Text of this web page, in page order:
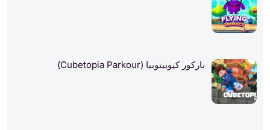
باركور كيوبيتوبيا (Cubetopia Parkour)